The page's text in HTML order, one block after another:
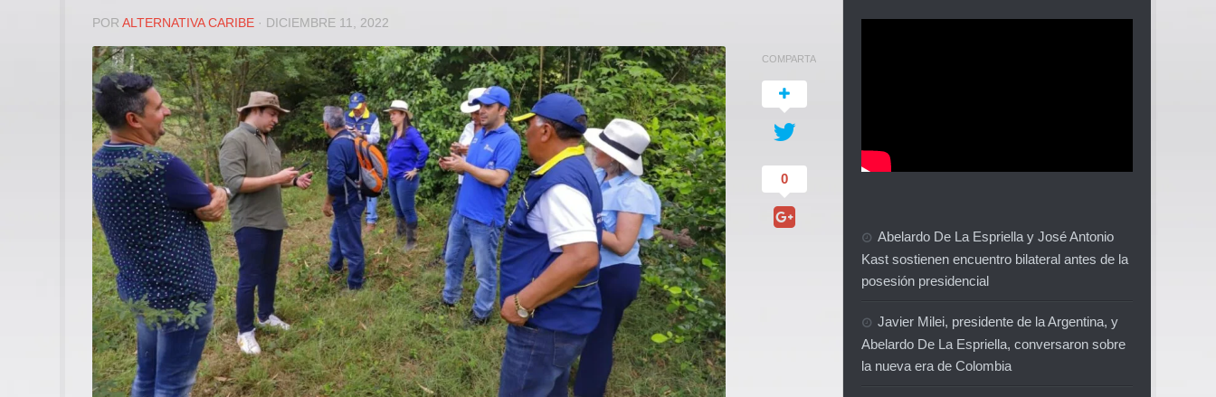
POR ALTERNATIVA CARIBE · DICIEMBRE 11, 2022
COMPARTA
0
Abelardo De La Espriella y José Antonio
Kast sostienen encuentro bilateral antes de la
posesión presidencial
Javier Milei, presidente de la Argentina, y
Abelardo De La Espriella, conversaron sobre
la nueva era de Colombia